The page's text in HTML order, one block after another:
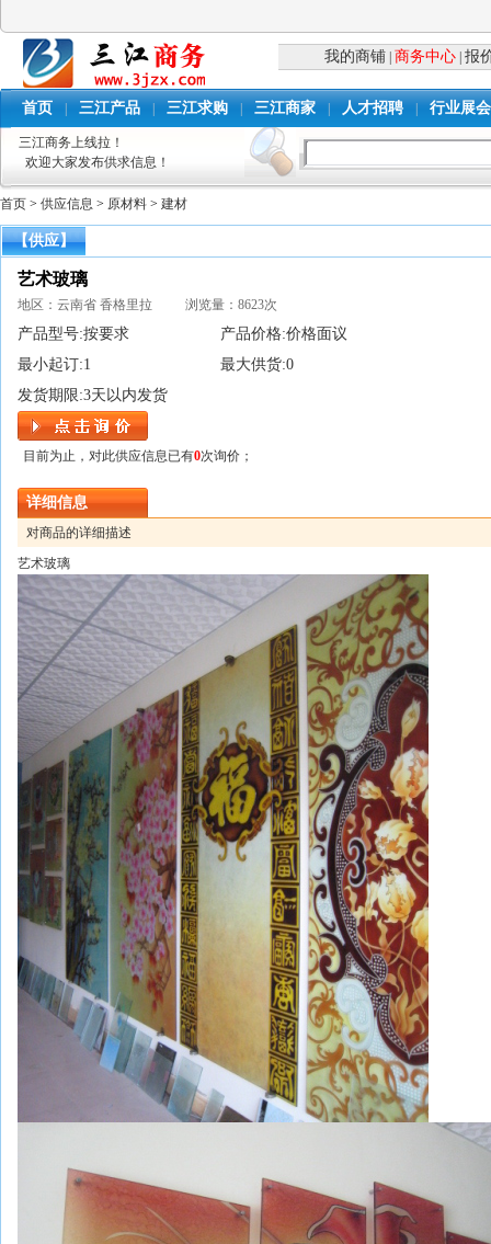
我的商铺| 商务中心| 报
首页 三江产品 三江求购 三江商家 人才招聘 行业展会
三江商务上线拉！
欢迎大家发布供求信息！
首页 > 供应信息 > 原材料 > 建材
【供应】
艺术玻璃
地区：云南省 香格里拉 浏览量：8623次
产品型号:按要求 产品价格:价格面议
最小起订:1 最大供货:0
发货期限:3天以内发货
目前为止，对此供应信息已有0次询价；
详细信息
对商品的详细描述
艺术玻璃